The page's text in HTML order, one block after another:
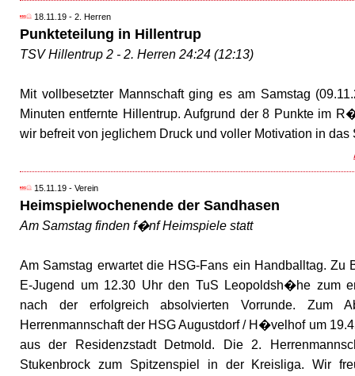
18.11.19 - 2. Herren
Punkteteilung in Hillentrup
TSV Hillentrup 2 - 2. Herren 24:24 (12:13)
Mit vollbesetzter Mannschaft ging es am Samstag
Minuten entfernte Hillentrup. Aufgrund der 8 Punkte im
wir befreit von jeglichem Druck und voller Motivation in das
15.11.19 - Verein
Heimspielwochenende der Sandhasen
Am Samstag finden f�nf Heimspiele statt
Am Samstag erwartet die HSG-Fans ein Handballtag. Zu
E-Jugend um 12.30 Uhr den TuS Leopoldsh�he zum
nach der erfolgreich absolvierten Vorrunde. Zum
Herrenmannschaft der HSG Augustdorf / H�velhof um
aus der Residenzstadt Detmold. Die 2.
Stukenbrock zum Spitzenspiel in der Kreisliga. Wir